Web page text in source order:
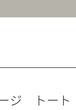
ジ トート